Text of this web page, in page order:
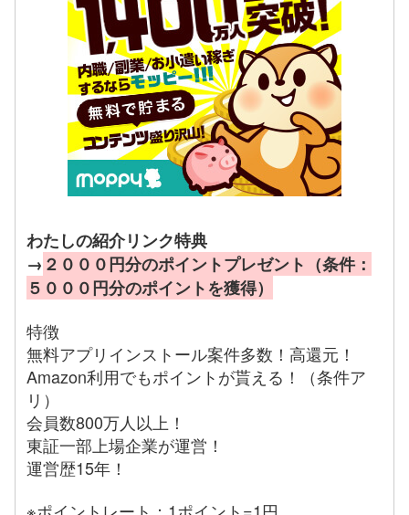
わたしの紹介リンク特典
→ ２０００円分のポイントプレゼント（条件：
５０００円分のポイントを獲得）
特徴
無料アプリインストール案件多数！高還元！
Amazon利用でもポイントが貰える！（条件ア
リ）
会員数800万人以上！
東証一部上場企業が運営！
運営歴15年！
※ポイントレート：1ポイント=1円